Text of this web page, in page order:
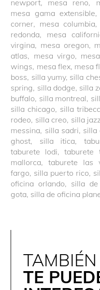
newport, mesa reno,
mesa gama
corner, mesa
redonda, mesa
virgina, mesa oregon,
atlas, mesa virgo,
wings, mesa flex, mesa
boss, silla yumy, silla
spring, silla dodge, silla
buffalo, silla montreal,
silla chicago, silla
rodeo, silla creo, silla
messina, silla sadri,
ghost, silla itica,
taburete lodi, taburete
mallorca, taburete las
fargo, silla puerto rico,
oficina orlando, silla
gota, silla de oficina
TAMBIÉN
TE